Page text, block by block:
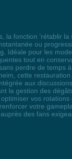
la fonction 'rétablir
ou
Idéale pour les
tout en
perdre de temps
cette
aux
la gestion des
vos
votre
des fans